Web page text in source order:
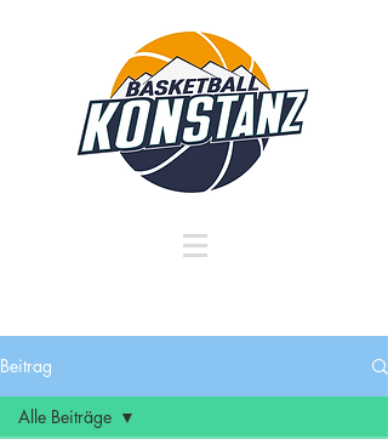
Beitrag
Alle Beiträge